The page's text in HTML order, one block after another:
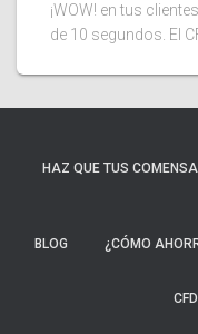
¡WOW! en tus
de 10 segundos. El
HAZ QUE TUS
BLOG ¿CÓMO